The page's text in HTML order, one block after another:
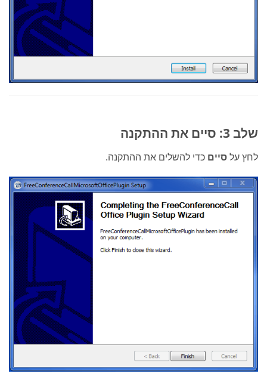
שלב 3: סיים את ההתקנה
לחץ עלסיים כדי להשלים את ההתקנה.